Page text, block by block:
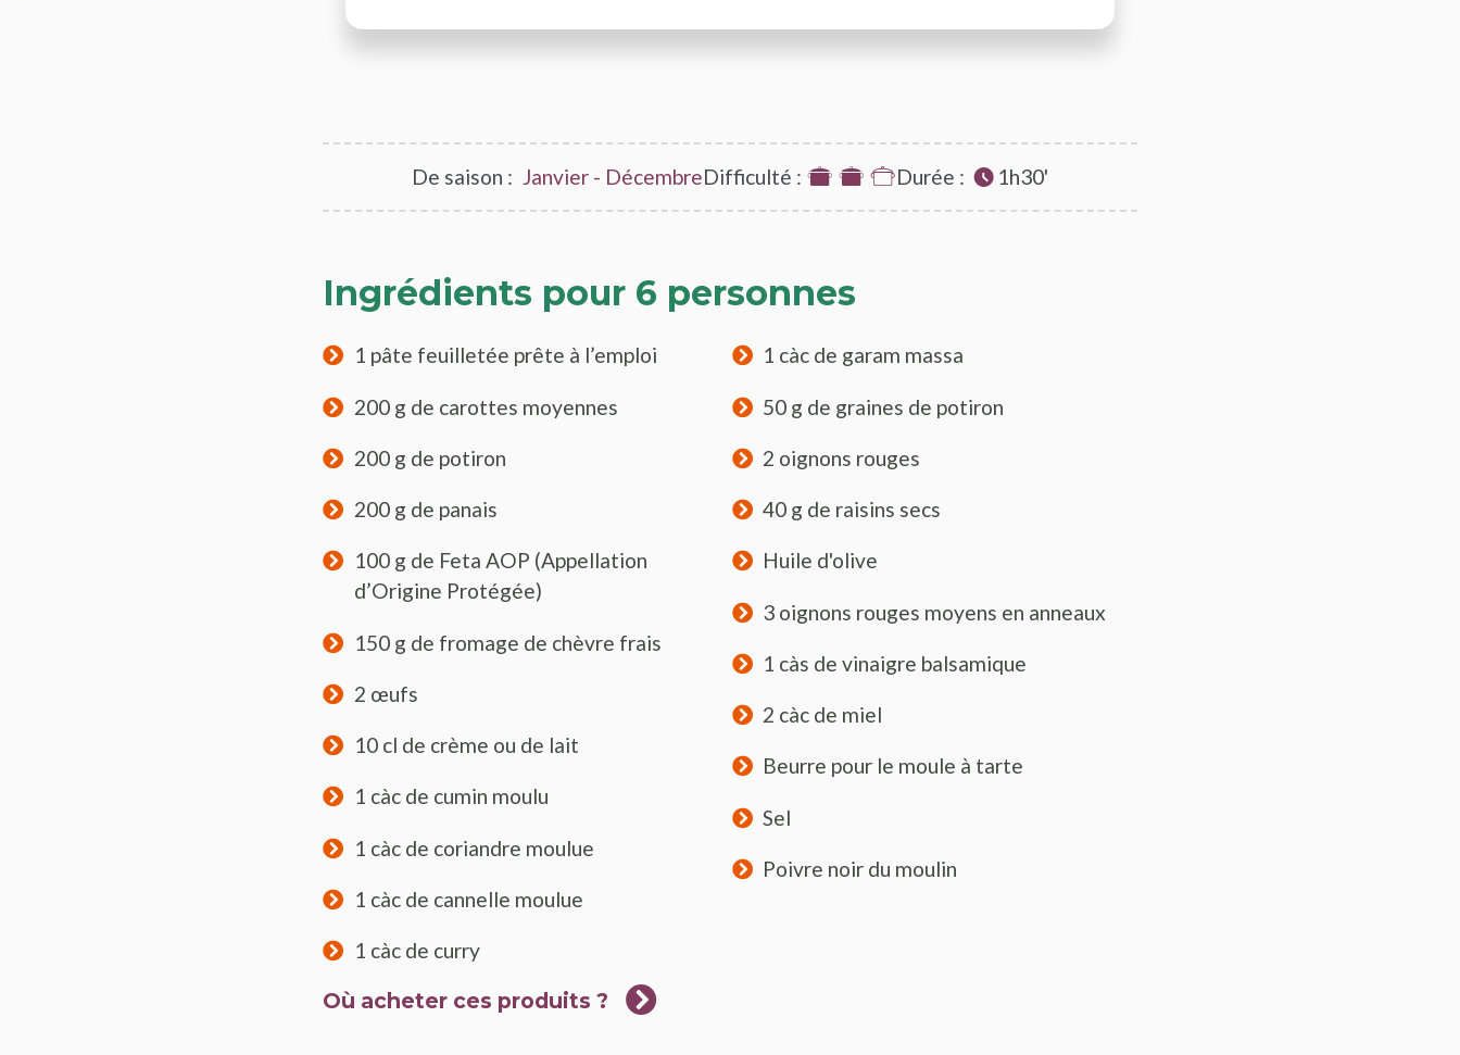
De saison : Janvier - DécembreDifficulté : 2
sur
Durée : 1h30'
Ingrédients pour 6 personnes
1 pâte feuilletée prête à l’emploi
200 g de carottes moyennes
200 g de potiron
200 g de panais
100 g de Feta AOP (Appellation
d’Origine Protégée)
150 g de fromage de chèvre frais
2 œufs
10 cl de crème ou de lait
1 càc de cumin moulu
1 càc de coriandre moulue
1 càc de cannelle moulue
1 càc de curry
1 càc de garam massa
50 g de graines de potiron
2 oignons rouges
40 g de raisins secs
Huile d'olive
3 oignons rouges moyens en anneaux
1 càs de vinaigre balsamique
2 càc de miel
Beurre pour le moule à tarte
Sel
Poivre noir du moulin
Où acheter ces produits ?